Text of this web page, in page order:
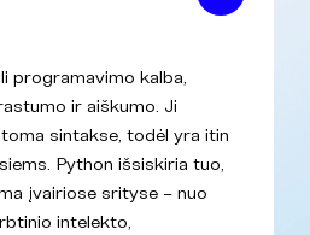
programavimo kalba,
ir aiškumo. Ji
sintakse, todėl yra itin
Python išsiskiria tuo,
įvairiose srityse – nuo
intelekto,